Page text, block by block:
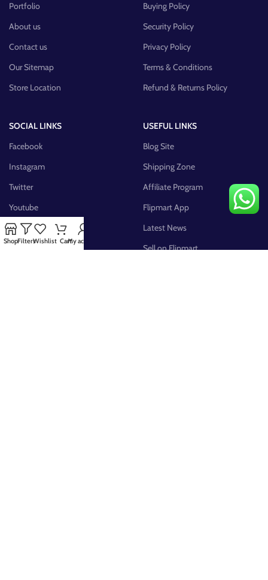
Portfolio
About us
Contact us
Our Sitemap
Store Location
Buying Policy
Security Policy
Privacy Policy
Terms & Conditions
Refund & Returns Policy
SOCIAL LINKS
Facebook
Instagram
Twitter
Youtube
Pinterest
FB Group
USEFUL LINKS
Blog Site
Shipping Zone
Affiliate Program
Flipmart App
Latest News
Sell on Flipmart
ShopFiltersWishlist CartMy account